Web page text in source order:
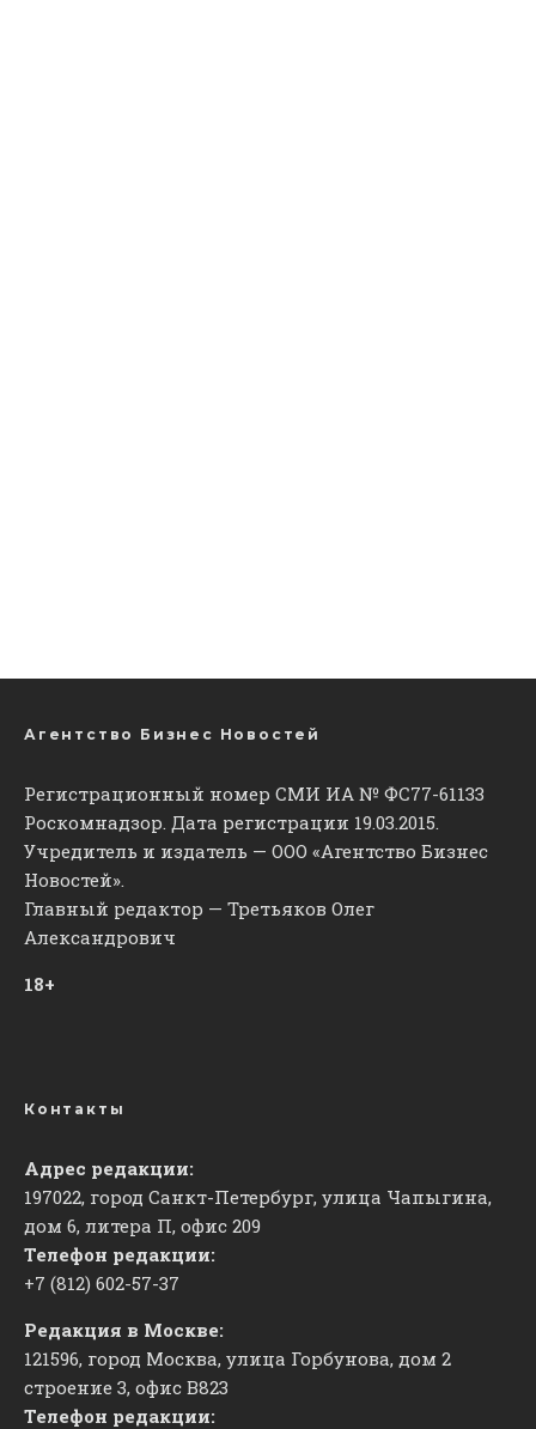
Агентство Бизнес Новостей
Регистрационный номер СМИ ИА № ФС77-61133
Роскомнадзор. Дата регистрации 19.03.2015.
Учредитель и издатель — ООО «Агентство Бизнес
Новостей».
Главный редактор — Третьяков Олег
Александрович
18+
Контакты
Адрес редакции:
197022, город Санкт-Петербург, улица Чапыгина,
дом 6, литера П, офис 209
Телефон редакции:
+7 (812) 602-57-37
Редакция в Москве:
121596, город Москва, улица Горбунова, дом 2
строение 3, офис ​В823
Телефон редакции: